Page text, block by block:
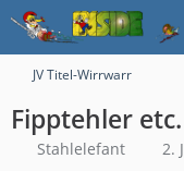
JV Titel-Wirrwarr
Fipptehler etc.
Stahlelefant 2.